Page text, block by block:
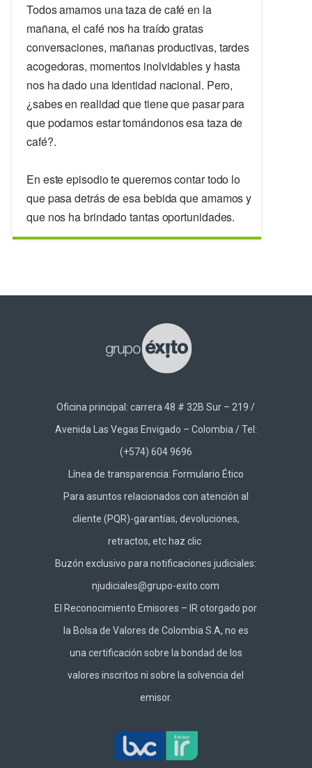
Todos amamos una taza de café en la
mañana, el café nos ha traído gratas
conversaciones, mañanas productivas, tardes
acogedoras, momentos inolvidables y hasta
nos ha dado una identidad nacional. Pero,
¿sabes en realidad que tiene que pasar para
que podamos estar tomándonos esa taza de
café?.
En este episodio te queremos contar todo lo
que pasa detrás de esa bebida que amamos y
que nos ha brindado tantas oportunidades.
Oficina principal: carrera 48 # 32B Sur – 219 /
Avenida Las Vegas Envigado – Colombia / Tel:
(+574) 604 9696
Línea de transparencia: Formulario Ético
Para asuntos relacionados con atención al
cliente (PQR)-garantías, devoluciones,
retractos, etc hazclic
Buzón exclusivo para notificaciones judiciales:
njudiciales@grupo-exito.com
El Reconocimiento Emisores – IR otorgado por
la Bolsa de Valores de Colombia S.A, no es
una certificación sobre la bondad de los
valores inscritos ni sobre la solvencia del
emisor.